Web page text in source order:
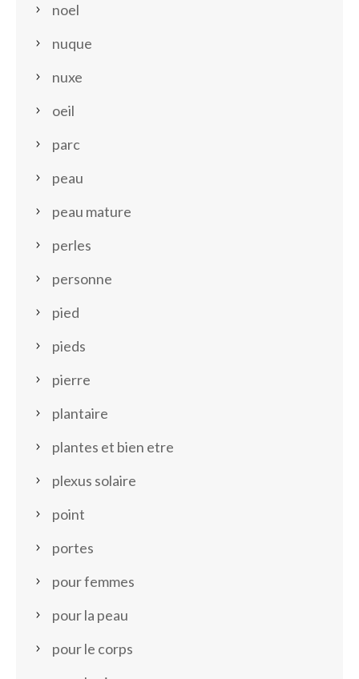
noel
nuque
nuxe
oeil
parc
peau
peau mature
perles
personne
pied
pieds
pierre
plantaire
plantes et bien etre
plexus solaire
point
portes
pour femmes
pour la peau
pour le corps